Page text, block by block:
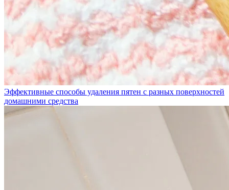
Эффективные способы удаления пятен с разных поверхностей
домашними средства